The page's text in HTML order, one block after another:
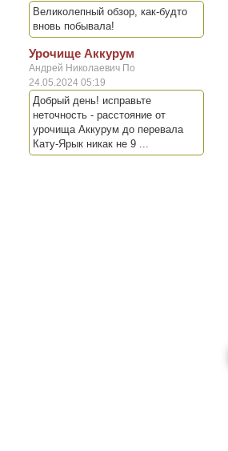
Великолепный обзор, как-будто
вновь побывала!
Урочище Аккурум
Андрей Николаевич По
24.05.2024 05:19
Добрый день! исправьте
неточность - расстояние от
урочища Аккурум до перевала
Кату-Ярык никак не 9 ...